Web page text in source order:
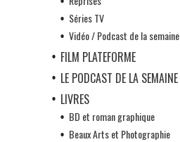
Séries TV
Vidéo / Podcast de la semaine
FILM PLATEFORME
LE PODCAST DE LA SEMAINE
LIVRES
BD et roman graphique
Beaux Arts et Photographie